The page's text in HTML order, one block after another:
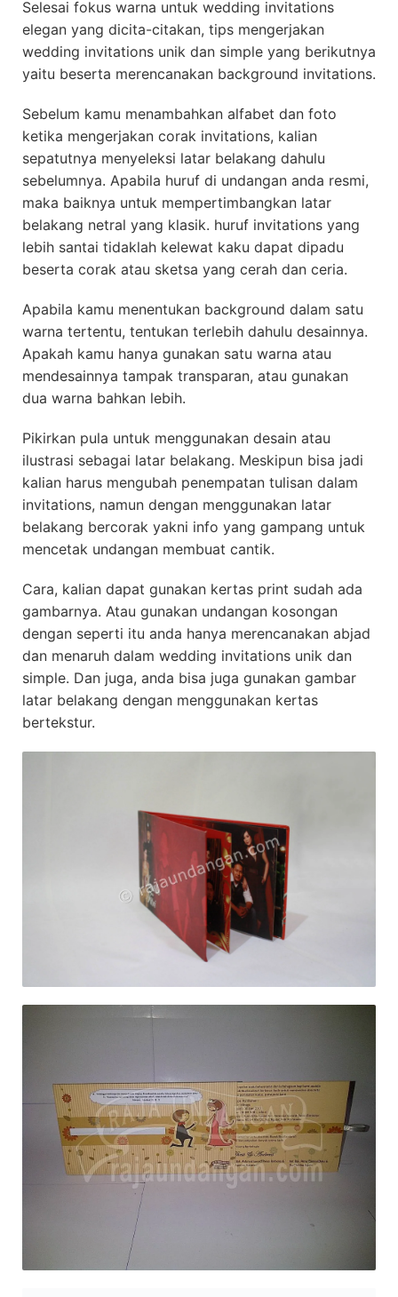
Selesai fokus warna untuk wedding invitations
elegan yang dicita-citakan, tips mengerjakan
wedding invitations unik dan simple yang berikutnya
yaitu beserta merencanakan background invitations.
Sebelum kamu menambahkan alfabet dan foto
ketika mengerjakan corak invitations, kalian
sepatutnya menyeleksi latar belakang dahulu
sebelumnya. Apabila huruf di undangan anda resmi,
maka baiknya untuk mempertimbangkan latar
belakang netral yang klasik. huruf invitations yang
lebih santai tidaklah kelewat kaku dapat dipadu
beserta corak atau sketsa yang cerah dan ceria.
Apabila kamu menentukan background dalam satu
warna tertentu, tentukan terlebih dahulu desainnya.
Apakah kamu hanya gunakan satu warna atau
mendesainnya tampak transparan, atau gunakan
dua warna bahkan lebih.
Pikirkan pula untuk menggunakan desain atau
ilustrasi sebagai latar belakang. Meskipun bisa jadi
kalian harus mengubah penempatan tulisan dalam
invitations, namun dengan menggunakan latar
belakang bercorak yakni info yang gampang untuk
mencetak undangan membuat cantik.
Cara, kalian dapat gunakan kertas print sudah ada
gambarnya. Atau gunakan undangan kosongan
dengan seperti itu anda hanya merencanakan abjad
dan menaruh dalam wedding invitations unik dan
simple. Dan juga, anda bisa juga gunakan gambar
latar belakang dengan menggunakan kertas
bertekstur.